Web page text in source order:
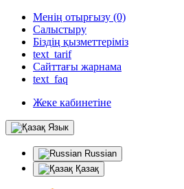
Менің отырғызу (0)
Салыстыру
Біздің қызметтеріміз
text_tarif
Сайттағы жарнама
text_faq
Жеке кабинетіне
Язык
Russian
Қазақ